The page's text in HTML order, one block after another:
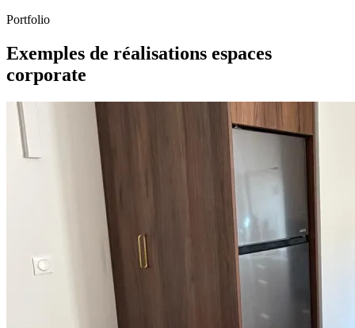
Portfolio
Exemples de réalisations espaces
corporate